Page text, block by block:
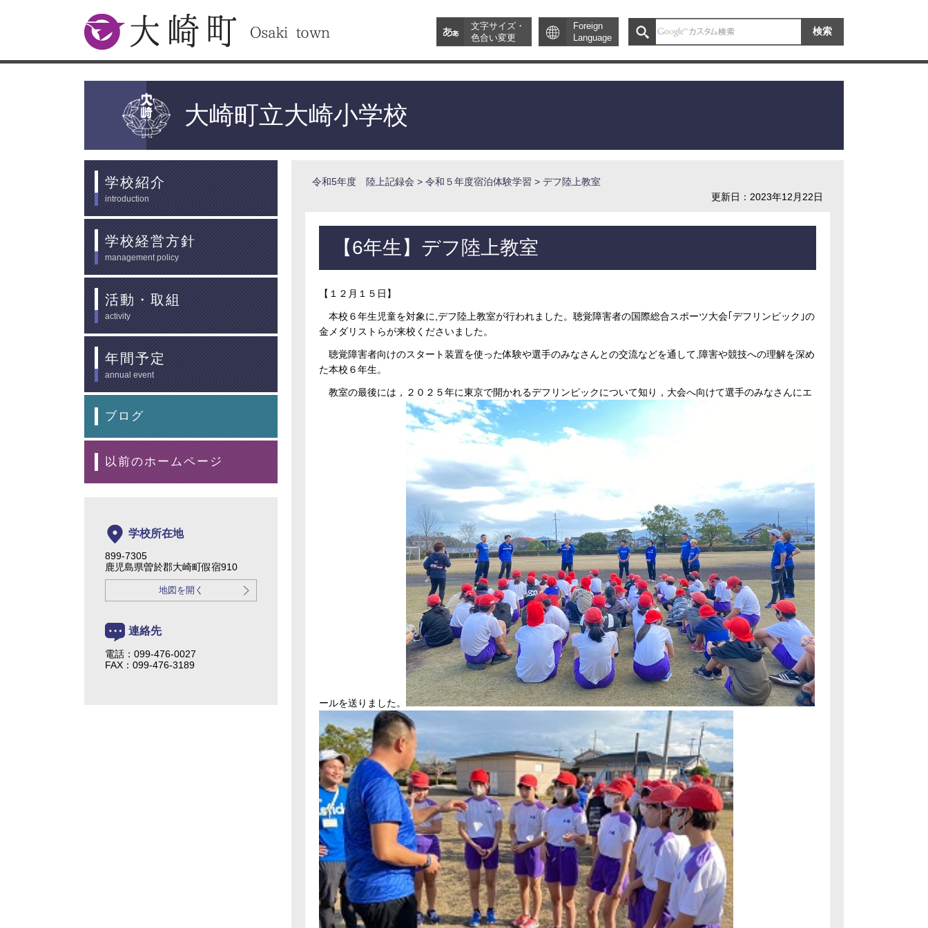
大崎町
文字サイズ・
色合い変更
Foreign
Language
大崎町立大崎小学校
学校紹介
introduction
学校経営方針
management policy
活動・取組
activity
年間予定
annual event
ブログ
以前のホームページ
学校所在地
899-7305
鹿児島県曽於郡大崎町假宿910
地図を開く
連絡先
電話：099-476-0027
FAX：099-476-3189
令和5年度 陸上記録会 > 令和５年度宿泊体験学習 > デフ陸上教室
更新日：2023年12月22日
【6年生】デフ陸上教室
【１２月１５日】
本校６年生児童を対象に,デフ陸上教室が行われました。聴覚障害者の国際総合スポーツ大会｢デフリンピック｣の
金メダリストらが来校くださいました。
聴覚障害者向けのスタート装置を使った体験や選手のみなさんとの交流などを通して,障害や競技への理解を深め
た本校６年生。
教室の最後には，２０２５年に東京で開かれるデフリンピックについて知り，大会へ向けて選手のみなさんにエ
ールを送りました。